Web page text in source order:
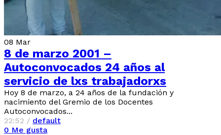
08 Mar
8 de marzo 2001 –
Autoconvocados 24 años al
servicio de lxs trabajadorxs
Hoy 8 de marzo, a 24 años de la fundación y
nacimiento del Gremio de los Docentes
Autoconvocados...
22:52 / default
0 Me gusta